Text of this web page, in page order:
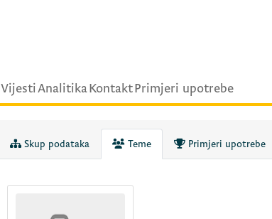
VijestiAnalitikaKontaktPrimjeri upotrebe
Skup podataka Teme Primjeri upotrebe